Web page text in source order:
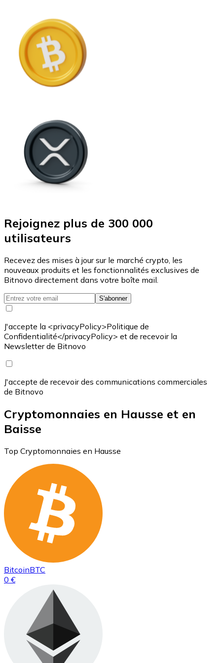
Rejoignez plus de 300 000
utilisateurs
Recevez des mises à jour sur le marché crypto, les
nouveaux produits et les fonctionnalités exclusives de
Bitnovo directement dans votre boîte mail.
S'abonner
J'accepte la <privacyPolicy>Politique de
Confidentialité</privacyPolicy> et de recevoir la
Newsletter de Bitnovo
J'accepte de recevoir des communications commerciales
de Bitnovo
Cryptomonnaies en Hausse et en
Baisse
Top Cryptomonnaies en Hausse
BitcoinBTC
0 €